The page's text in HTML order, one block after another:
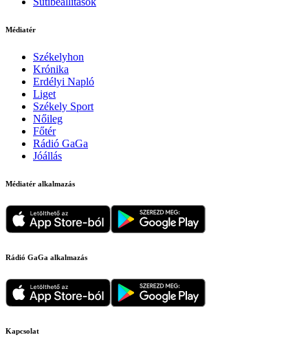
Médiatér
Székelyhon
Krónika
Erdélyi Napló
Liget
Székely Sport
Nőileg
Főtér
Rádió GaGa
Jóállás
Médiatér alkalmazás
Rádió GaGa alkalmazás
Kapcsolat